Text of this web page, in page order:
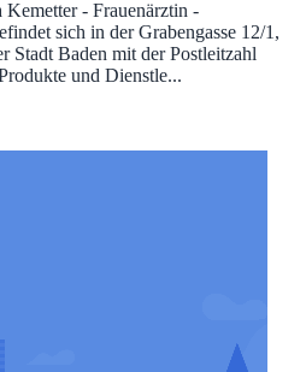
- Frauenärztin -
sich in der Grabengasse 12/1,
Stadt Baden mit der Postleitzahl
und Dienstle...